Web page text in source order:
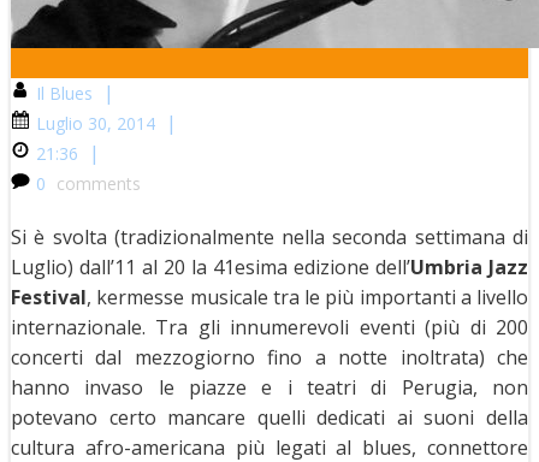
Il Blues |
Luglio 30, 2014 |
21:36 |
0 comments
Si è svolta (tradizionalmente nella seconda settimana di
Luglio) dall’11 al 20 la 41esima edizione dell’Umbria Jazz
Festival, kermesse musicale tra le più importanti a livello
internazionale. Tra gli innumerevoli eventi (più di 200
concerti dal mezzogiorno fino a notte inoltrata) che
hanno invaso le piazze e i teatri di Perugia, non
potevano certo mancare quelli dedicati ai suoni della
cultura afro-americana più legati al blues, connettore